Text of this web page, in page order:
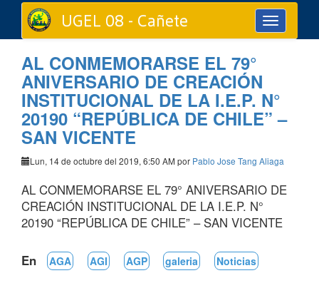
Toggle
navigation
UGEL 08 - Cañete
AL CONMEMORARSE EL 79°
ANIVERSARIO DE CREACIÓN
INSTITUCIONAL DE LA I.E.P. N°
20190 “REPÚBLICA DE CHILE” –
SAN VICENTE
Lun, 14 de octubre del 2019, 6:50 AM por Pablo Jose Tang Aliaga
AL CONMEMORARSE EL 79° ANIVERSARIO DE
CREACIÓN INSTITUCIONAL DE LA I.E.P. N°
20190 “REPÚBLICA DE CHILE” – SAN VICENTE
En AGA AGI AGP galeria Noticias